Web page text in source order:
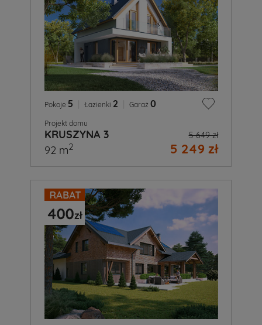
Pokoje 5 Łazienki 2 Garaż 0
Projekt domu
KRUSZYNA 3 5 649 zł
5 249 zł
92 m2